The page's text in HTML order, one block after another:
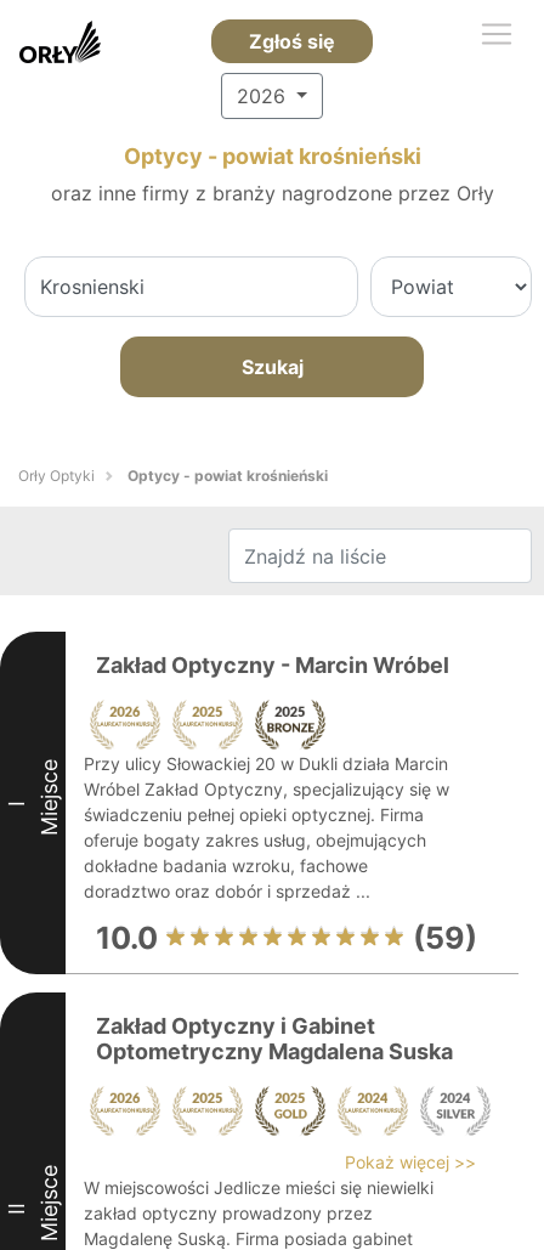
Zgłoś się
2026
Optycy - powiat krośnieński
oraz inne firmy z branży nagrodzone przez Orły
Szukaj
Orły Optyki Optycy - powiat krośnieński
I Miejsce
Zakład Optyczny - Marcin Wróbel
Przy ulicy Słowackiej 20 w Dukli działa Marcin
Wróbel Zakład Optyczny, specjalizujący się w
świadczeniu pełnej opieki optycznej. Firma
oferuje bogaty zakres usług, obejmujących
dokładne badania wzroku, fachowe
doradztwo oraz dobór i sprzedaż ...
10.0 (59)
II Miejsce
Zakład Optyczny i Gabinet
Optometryczny Magdalena Suska
Pokaż więcej >>
W miejscowości Jedlicze mieści się niewielki
zakład optyczny prowadzony przez
Magdalenę Suską. Firma posiada gabinet